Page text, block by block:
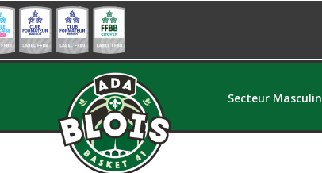
Secteur Masculin